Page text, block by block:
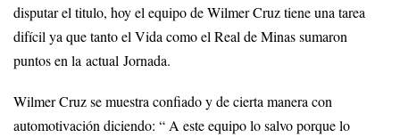
disputar el titulo, hoy el equipo de Wilmer Cruz tiene una tarea
difícil ya que tanto el Vida como el Real de Minas sumaron
puntos en la actual Jornada.
Wilmer Cruz se muestra confiado y de cierta manera con
automotivación diciendo: “ A este equipo lo salvo porque lo